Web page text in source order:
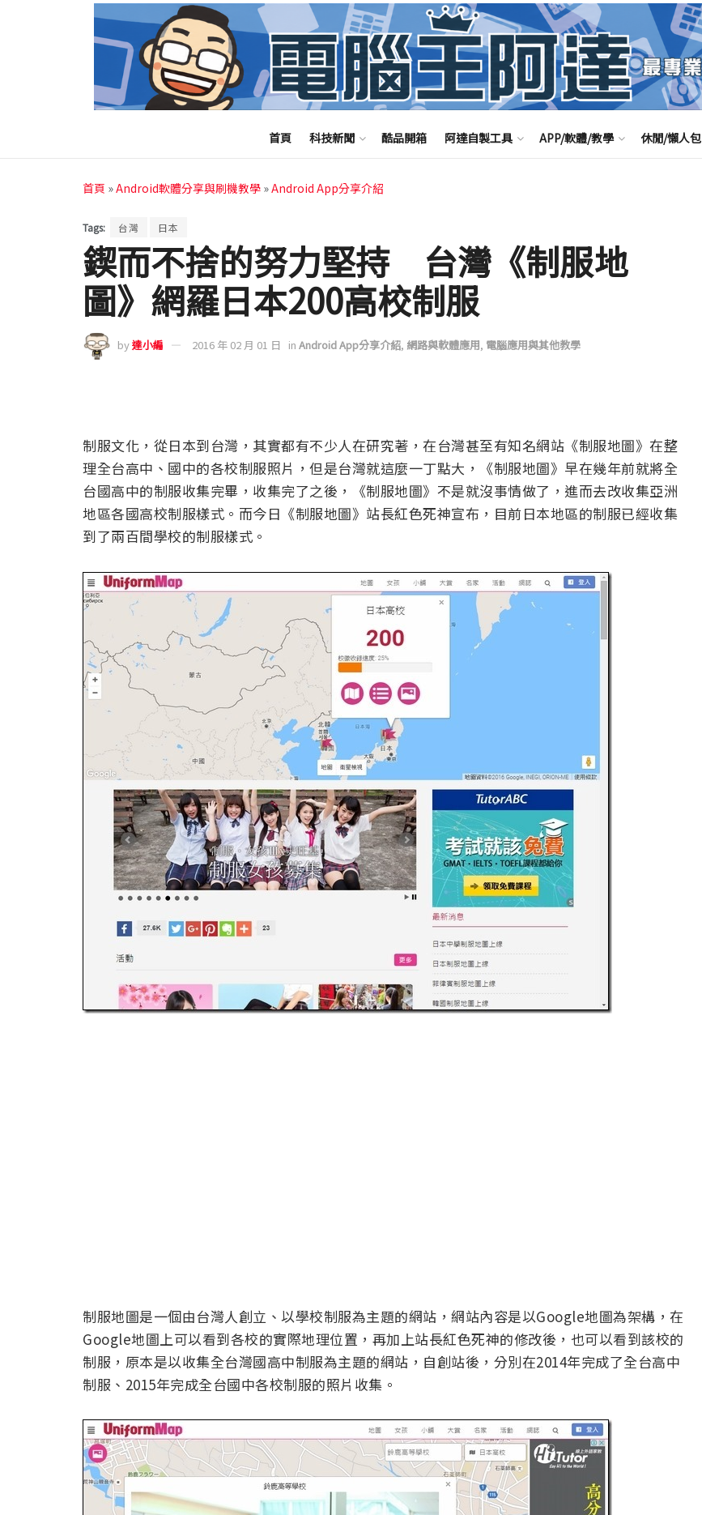
首頁 科技新聞 酷品開箱 阿達自製工具 APP/軟體/教學 休閒/懶人包
首頁 »Android軟體分享與刷機教學 »Android App分享介紹
Tags: 台灣 日本
鍥而不捨的努力堅持 台灣《制服地
圖》網羅日本200高校制服
by達小編 2016 年 02 月 01 日 in Android App分享介紹, 網路與軟體應用, 電腦應用與其他教學
制服文化，從日本到台灣，其實都有不少人在研究著，在台灣甚至有知名網站《制服地圖》在整
理全台高中、國中的各校制服照片，但是台灣就這麼一丁點大，《制服地圖》早在幾年前就將全
台國高中的制服收集完畢，收集完了之後，《制服地圖》不是就沒事情做了，進而去改收集亞洲
地區各國高校制服樣式。而今日《制服地圖》站長紅色死神宣布，目前日本地區的制服已經收集
到了兩百間學校的制服樣式。
制服地圖是一個由台灣人創立、以學校制服為主題的網站，網站內容是以Google地圖為架構，在
Google地圖上可以看到各校的實際地理位置，再加上站長紅色死神的修改後，也可以看到該校的
制服，原本是以收集全台灣國高中制服為主題的網站，自創站後，分別在2014年完成了全台高中
制服、2015年完成全台國中各校制服的照片收集。